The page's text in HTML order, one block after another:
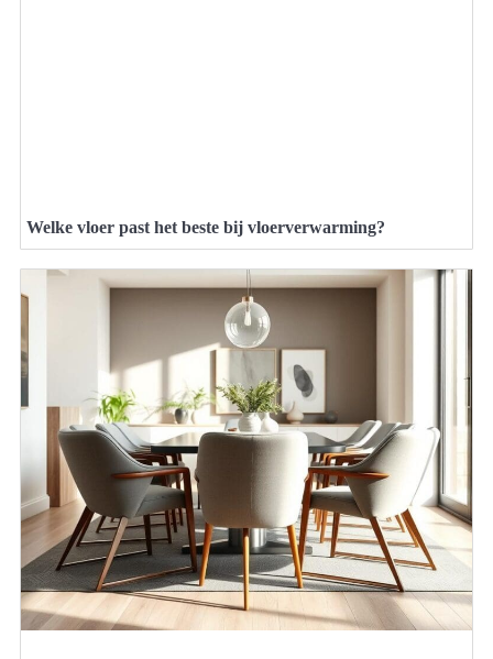
Welke vloer past het beste bij vloerverwarming?